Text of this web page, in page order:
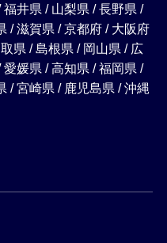
井県 / 山梨県 / 長野県 /
/ 滋賀県 / 京都府 / 大阪府
県 / 島根県 / 岡山県 / 広
媛県 / 高知県 / 福岡県 /
/ 宮崎県 / 鹿児島県 / 沖縄